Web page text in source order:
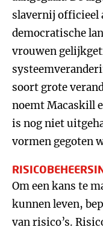
slavernij officieel
democratische
vrouwen
soort grote
noemt Macaskill
is nog niet
vormen gegoten
Om een kans te
kunnen leven,
van risico’s.